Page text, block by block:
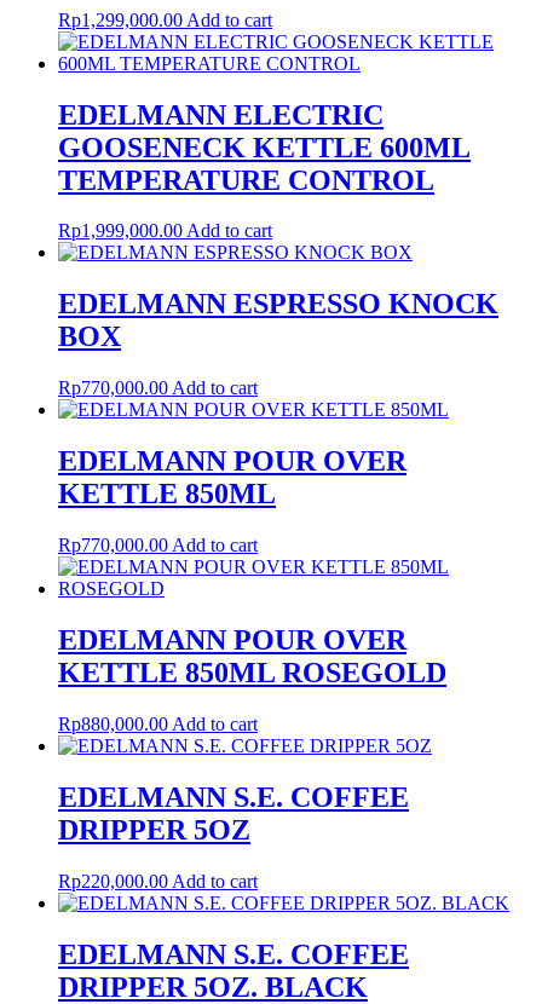
Rp1,299,000.00 Add to cart
EDELMANN ELECTRIC
GOOSENECK KETTLE 600ML
TEMPERATURE CONTROL
Rp1,999,000.00Add to cart
EDELMANN ESPRESSO KNOCK
BOX
Rp770,000.00 Add to cart
EDELMANN POUR OVER
KETTLE 850ML
Rp770,000.00 Add to cart
EDELMANN POUR OVER
KETTLE 850ML ROSEGOLD
Rp880,000.00 Add to cart
EDELMANN S.E. COFFEE
DRIPPER 5OZ
Rp220,000.00 Add to cart
EDELMANN S.E. COFFEE
DRIPPER 5OZ. BLACK